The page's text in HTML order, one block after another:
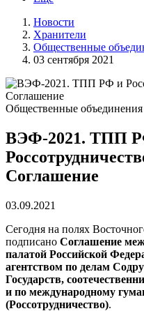
Новости
Хранители
Общественные
03 сентября 2021
Общественные объединения
ВЭФ-2021. ТПП
Соглашение
03.09.2021
Сегодня на полях
подписано Соглашение
палатой Российской
агентством по делам
Государств,
и по международному
(Россотрудничество).